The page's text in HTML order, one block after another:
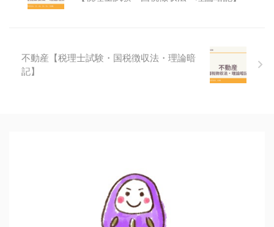
不動産【税理士試験・国税徴収法・理論暗
記】